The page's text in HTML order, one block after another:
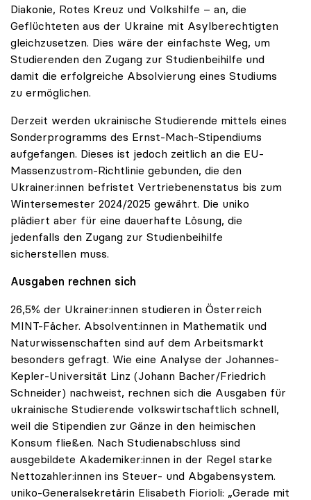
Diakonie, Rotes Kreuz und Volkshilfe – an, die
Geflüchteten aus der Ukraine mit Asylberechtigten
gleichzusetzen. Dies wäre der einfachste Weg, um
Studierenden den Zugang zur Studienbeihilfe und
damit die erfolgreiche Absolvierung eines Studiums
zu ermöglichen.
Derzeit werden ukrainische Studierende mittels eines
Sonderprogramms des Ernst-Mach-Stipendiums
aufgefangen. Dieses ist jedoch zeitlich an die EU-
Massenzustrom-Richtlinie gebunden, die den
Ukrainer:innen befristet Vertriebenenstatus bis zum
Wintersemester 2024/2025 gewährt. Die uniko
plädiert aber für eine dauerhafte Lösung, die
jedenfalls den Zugang zur Studienbeihilfe
sicherstellen muss.
Ausgaben rechnen sich
26,5% der Ukrainer:innen studieren in Österreich
MINT-Fächer. Absolvent:innen in Mathematik und
Naturwissenschaften sind auf dem Arbeitsmarkt
besonders gefragt. Wie eine Analyse der Johannes-
Kepler-Universität Linz (Johann Bacher/Friedrich
Schneider) nachweist, rechnen sich die Ausgaben für
ukrainische Studierende volkswirtschaftlich schnell,
weil die Stipendien zur Gänze in den heimischen
Konsum fließen. Nach Studienabschluss sind
ausgebildete Akademiker:innen in der Regel starke
Nettozahler:innen ins Steuer- und Abgabensystem.
uniko-Generalsekretärin Elisabeth Fiorioli: „Gerade mit